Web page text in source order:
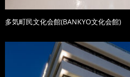
多気町民文化会館(BANKYO文化会館)